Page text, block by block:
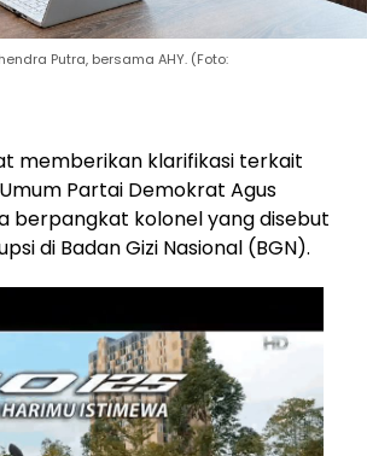
Putra, bersama AHY. (Foto:
memberikan klarifikasi terkait
Partai Demokrat Agus
berpangkat kolonel yang disebut
di Badan Gizi Nasional (BGN).